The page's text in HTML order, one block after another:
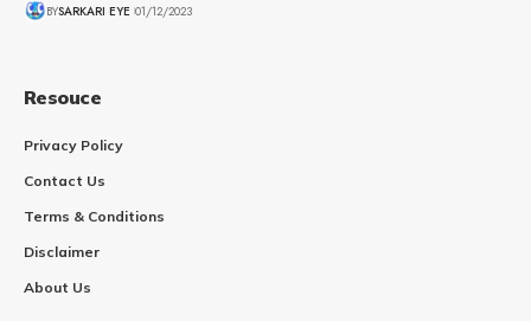
BYSARKARI EYE 01/12/2023
Resouce
Privacy Policy
Contact Us
Terms & Conditions
Disclaimer
About Us